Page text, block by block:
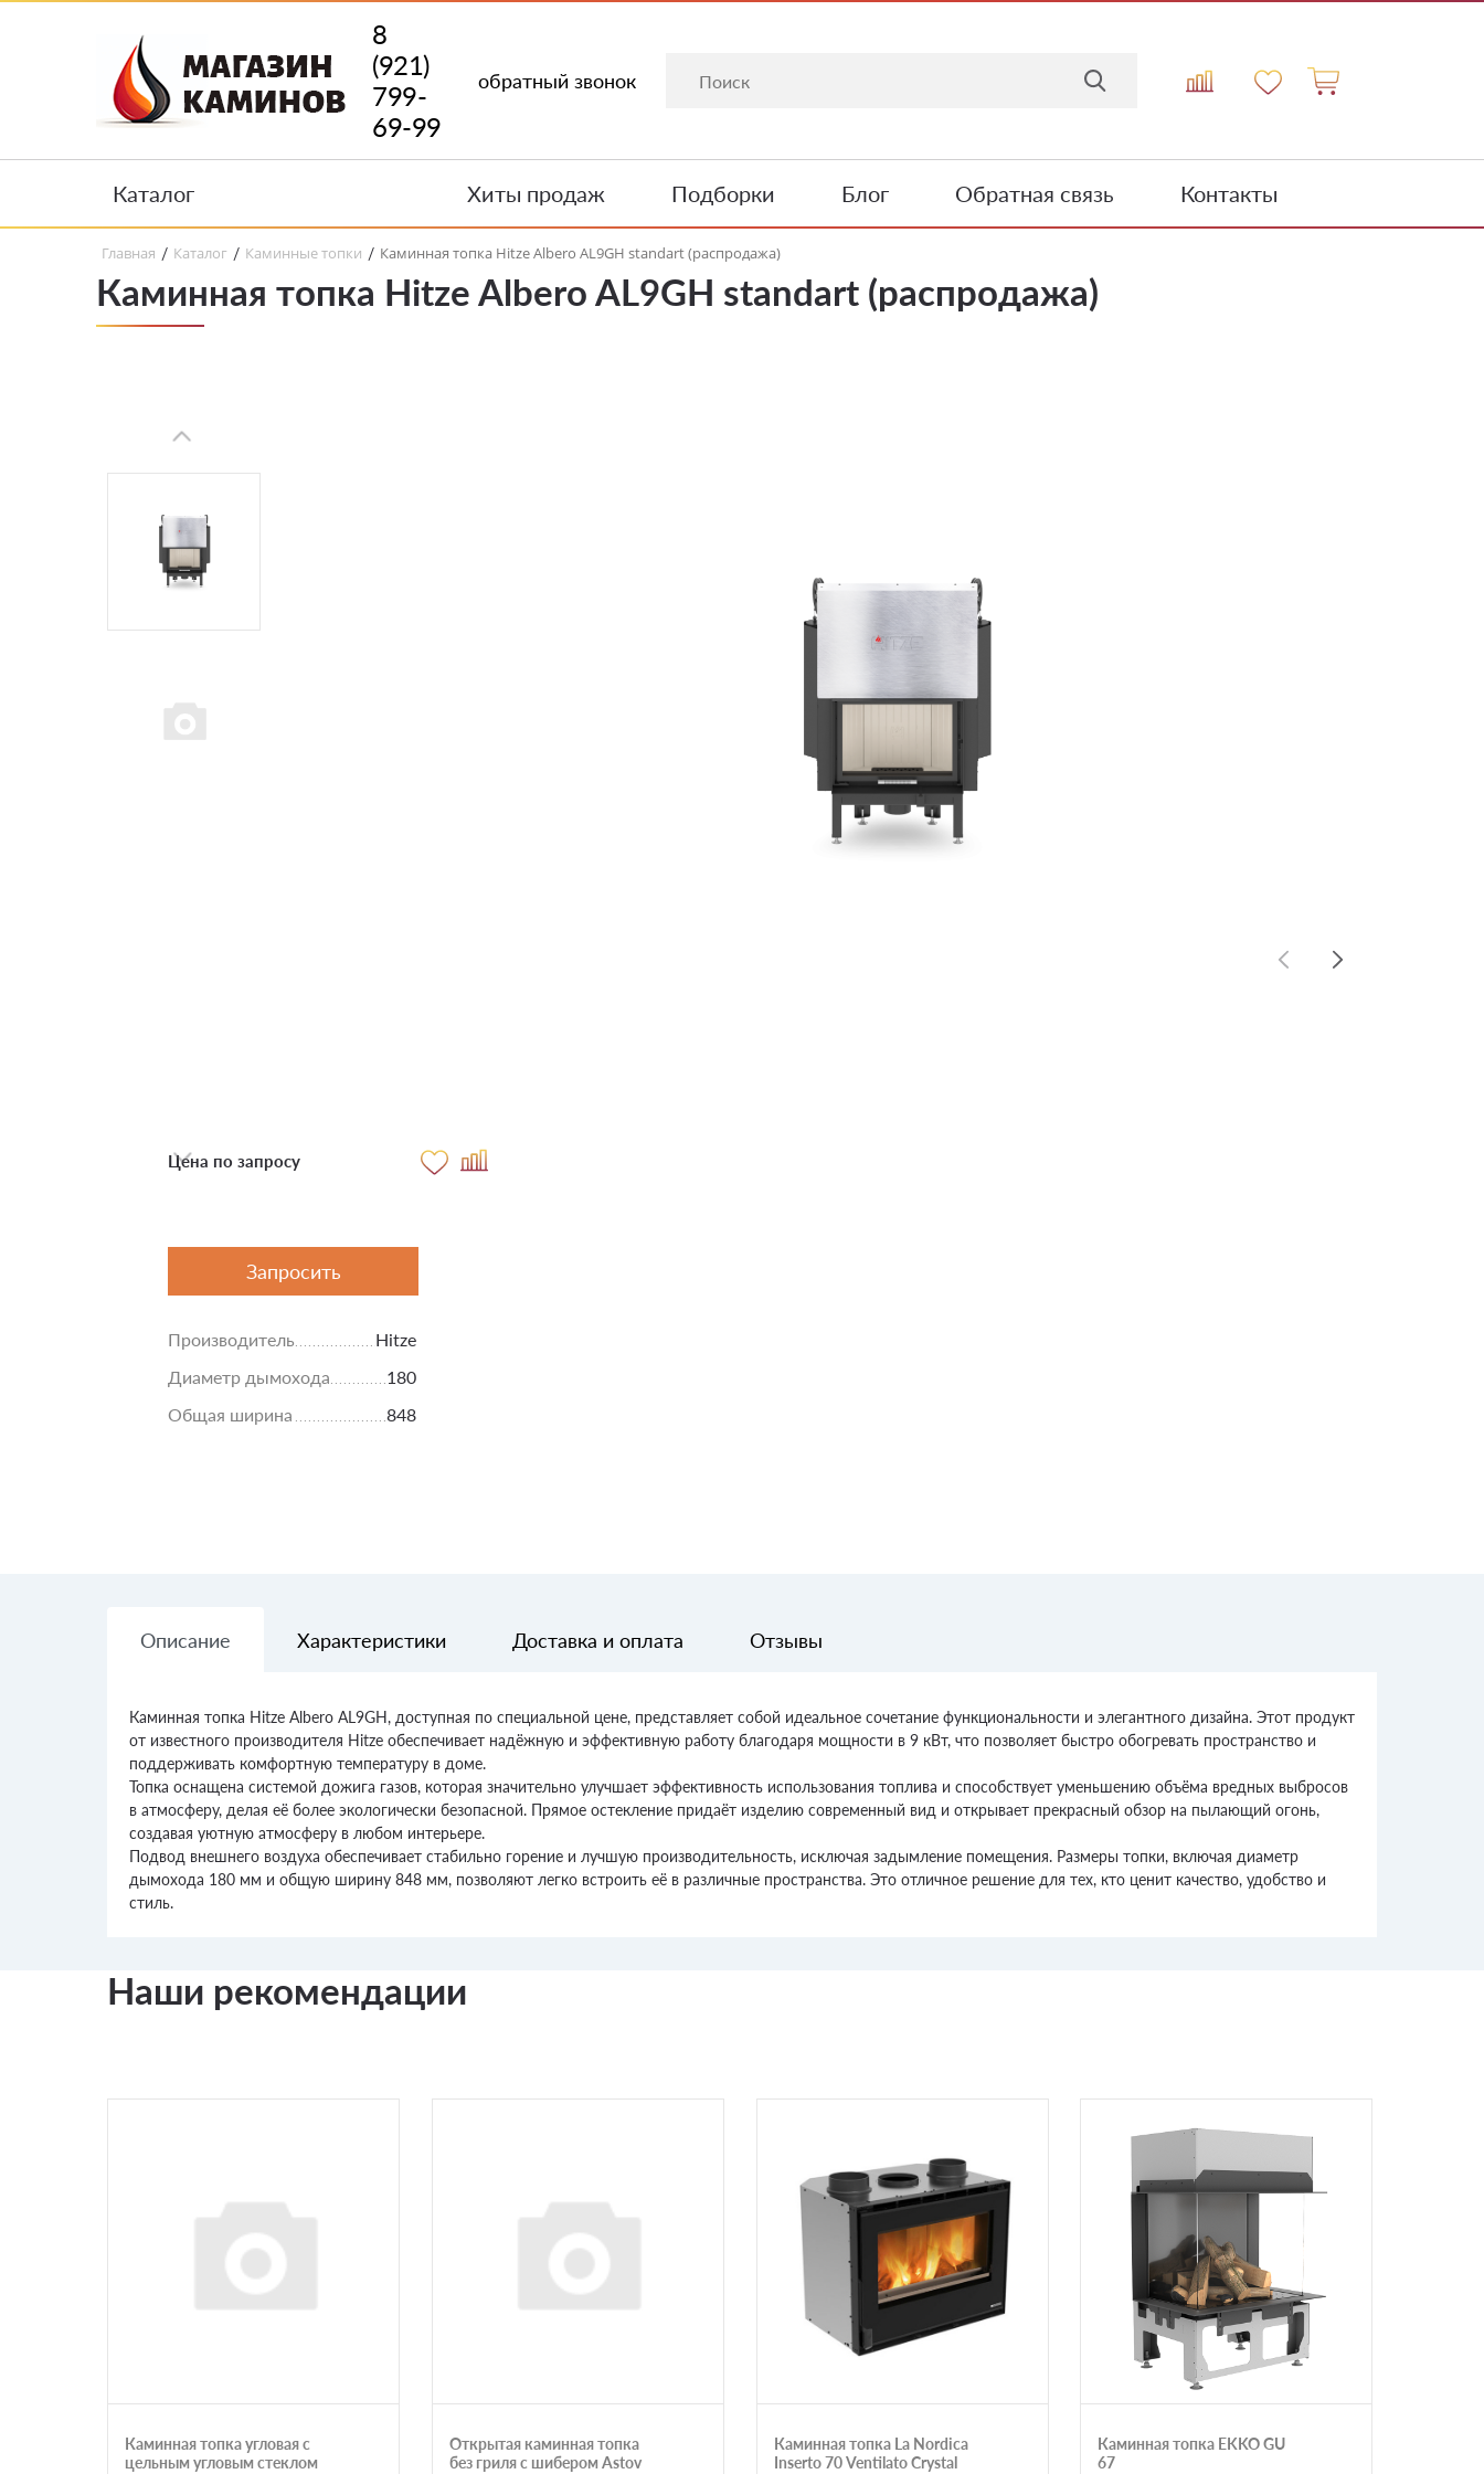
8
(921)
799-
69-99
обратный звонок
Каталог Хиты продаж Подборки Блог Обратная связь Контакты
Главная / Каталог / Каминные топки / Каминная топка Hitze Albero AL9GH standart (распродажа)
Каминная топка Hitze Albero AL9GH standart (распродажа)
Цена по запросу
Запросить
Производитель
Hitze
Диаметр дымохода
180
Общая ширина
848
Описание Характеристики Доставка и оплата Отзывы
Каминная топка Hitze Albero AL9GH, доступная по специальной цене, представляет собой идеальное сочетание функциональности и элегантного дизайна. Этот продукт
от известного производителя Hitze обеспечивает надёжную и эффективную работу благодаря мощности в 9 кВт, что позволяет быстро обогревать пространство и
поддерживать комфортную температуру в доме.
Топка оснащена системой дожига газов, которая значительно улучшает эффективность использования топлива и способствует уменьшению объёма вредных выбросов
в атмосферу, делая её более экологически безопасной. Прямое остекление придаёт изделию современный вид и открывает прекрасный обзор на пылающий огонь,
создавая уютную атмосферу в любом интерьере.
Подвод внешнего воздуха обеспечивает стабильно горение и лучшую производительность, исключая задымление помещения. Размеры топки, включая диаметр
дымохода 180 мм и общую ширину 848 мм, позволяют легко встроить её в различные пространства. Это отличное решение для тех, кто ценит качество, удобство и
стиль.
Наши рекомендации
Каминная топка угловая с
цельным угловым стеклом
Открытая каминная топка
без гриля с шибером Astov
Каминная топка La Nordica
Inserto 70 Ventilato Crystal
Каминная топка EKKO GU
67